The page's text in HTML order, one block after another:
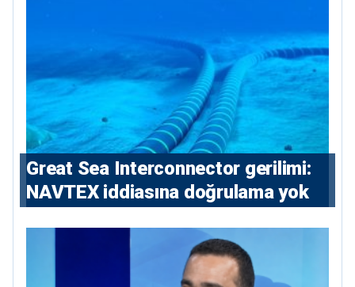
Great Sea Interconnector gerilimi:
NAVTEX iddiasına doğrulama yok